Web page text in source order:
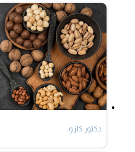
دكتور كازو